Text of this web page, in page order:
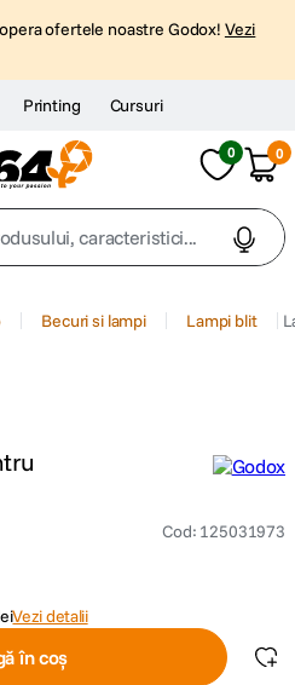
ofertele noastre Godox! Vezi
Printing Cursuri
0 0
caracteristici...
Becuri si lampi Lampi blit
Cod: 125031973
Vezi detalii
în coș